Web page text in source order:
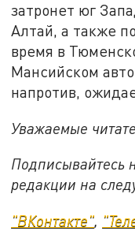
затронет юг
Алтай, а также
время в
Мансийском
напротив,
Уважаемые
Подписывайтесь
редакции на
"ВКонтакте",